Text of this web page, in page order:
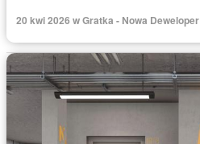
20 kwi 2026 w Gratka - Nowa Deweloper